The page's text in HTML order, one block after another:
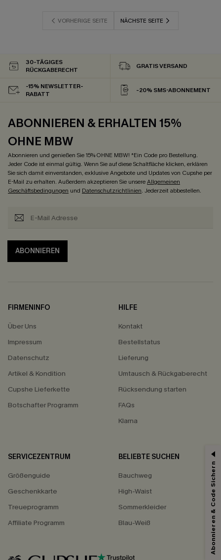
VORHERIGE SEITE NÄCHSTE SEITE
30-TÄGIGES
RÜCKGABERECHT
GRATIS VERSAND
-15% NEWSLETTER-
RABATT
-20% SMS-ABONNEMENT
ABONNIEREN & ERHALTEN 15%
OHNE MBW
Abonnieren und genießen Sie 15% OHNE MBW! *Ein Code pro Bestellung.
Jeder Code ist einmal gültig. Wenn Sie auf diese Schaltfläche klicken, erklären
Sie sich damit einverstanden, exklusive Angebote und Updates von Cupshe per
E-Mail zu erhalten. Außerdem akzeptieren Sie unsereAllgemeinen
Geschäftsbedingungen und Datenschutzrichtlinien. Jederzeit abbestellen.
ABONNIEREN
FIRMENINFO
Über Uns
Impressum
Datenschutz
Artikel & Kondition
Cupshe Lieferkette
Botschafter Programm
HILFE
Kontakt
Bestellstatus
Lieferung
Umtausch & Rückgaberecht
Rücksendung starten
FAQs
Klarna
SERVICEZENTRUM
Größenguide
Geschenkkarte
Treueprogramm
Affiliate Programm
BELIEBTE SUCHEN
Bauchweg
High-Waist
Sommerkleider
Blau-Weiß
15% ERHALTEN
15% ohne MBW für E-Mail-Abonnenten.
*Ein Code pro Bestellung. Jeder Code ist einmal gültig.
undDatenschutzbestimmungen. Sie können sich jederzeit abmelden.
Abonnieren & Code Sichern